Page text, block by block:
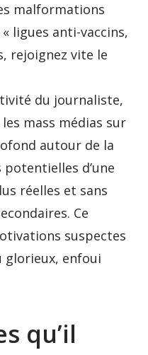
malformations
ligues anti-vaccins,
rejoignez vite le
du journaliste,
mass médias sur
autour de la
d’une
réelles et sans
Ce
suspectes
glorieux, enfoui
qu’il